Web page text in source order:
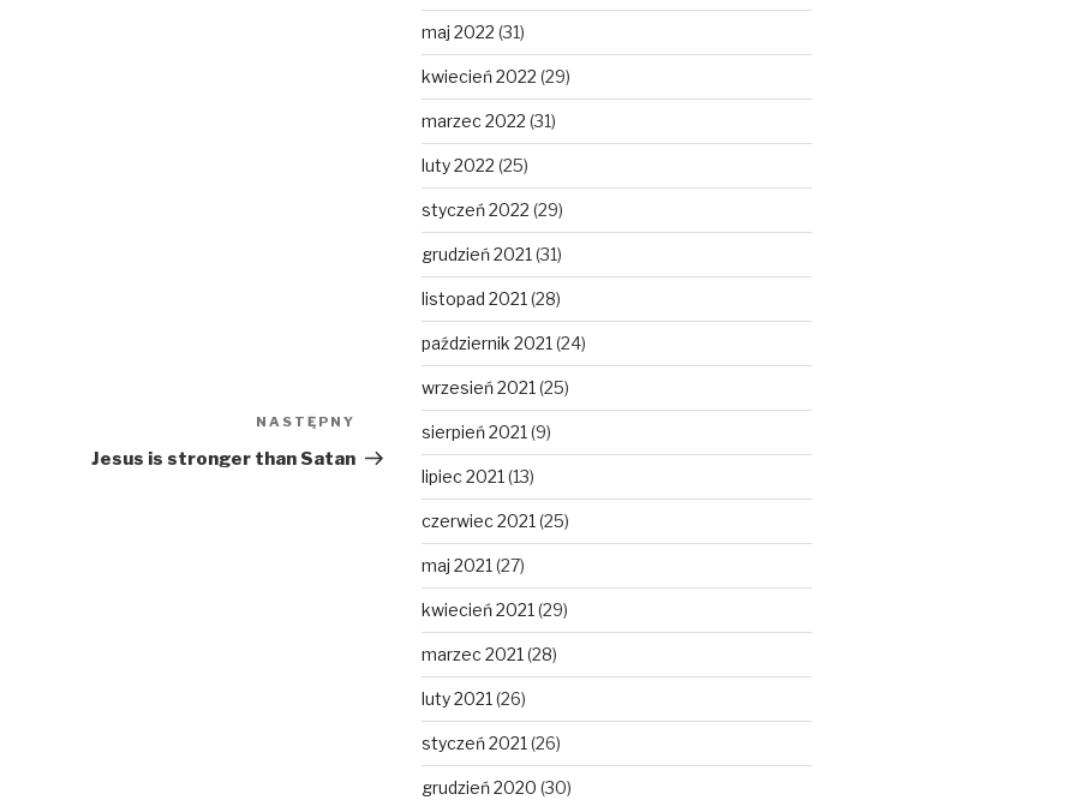
Następny
wpis
NASTĘPNY
Jesus is stronger than Satan
maj 2022 (31)
kwiecień 2022 (29)
marzec 2022 (31)
luty 2022 (25)
styczeń 2022 (29)
grudzień 2021 (31)
listopad 2021 (28)
październik 2021 (24)
wrzesień 2021 (25)
sierpień 2021 (9)
lipiec 2021 (13)
czerwiec 2021 (25)
maj 2021 (27)
kwiecień 2021 (29)
marzec 2021 (28)
luty 2021 (26)
styczeń 2021 (26)
grudzień 2020 (30)